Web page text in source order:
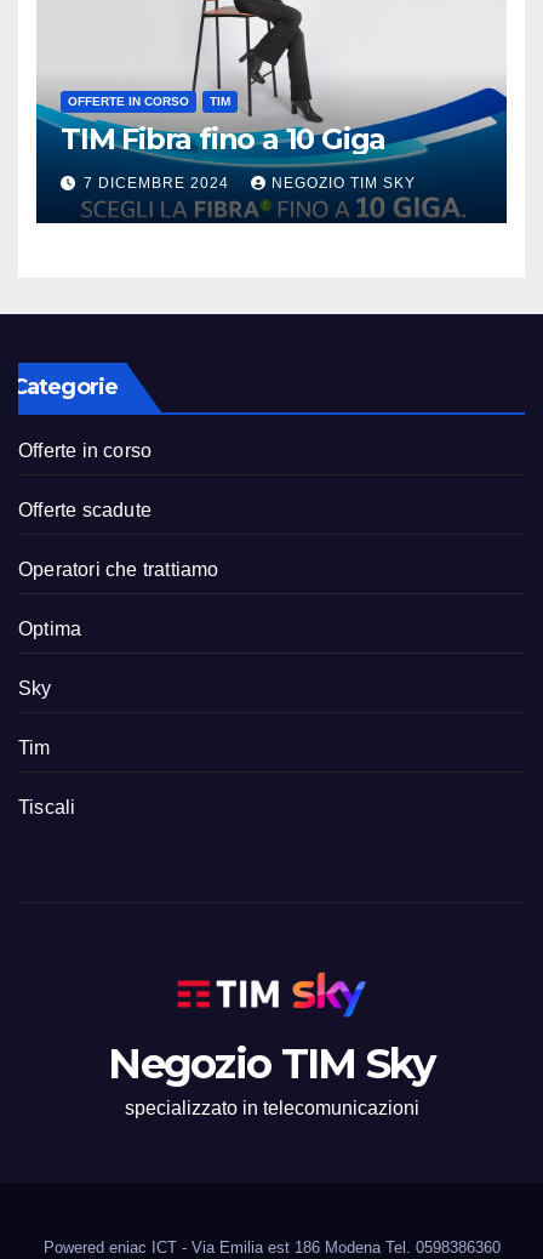
OFFERTE IN CORSO TIM
TIM Fibra fino a 10 Giga
7 DICEMBRE 2024 NEGOZIO TIM SKY
Categorie
Offerte in corso
Offerte scadute
Operatori che trattiamo
Optima
Sky
Tim
Tiscali
Negozio TIM Sky
specializzato in telecomunicazioni
Powered eniac ICT - Via Emilia est 186 Modena Tel. 0598386360